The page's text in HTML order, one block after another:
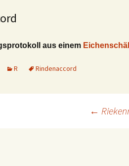
aus einem E
R Rindenaccord
←